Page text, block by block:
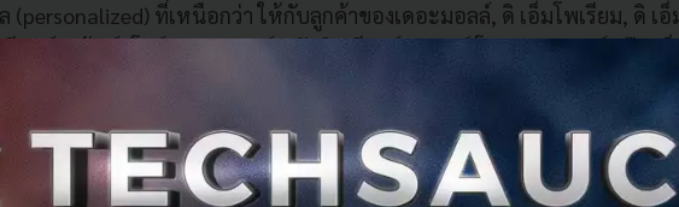
ที่เหนือกว่า ให้กับลูกค้าของเดอะมอลล์, ดิ เอ็มโพเรียม, ดิ เอ็
ดีพาร์ทเม้นท์สโตร์ และบลูพอร์ต หัวหิน รีสอร์ท มอลล์ โดยเดอะมอลล์ กรุ๊ป เป็
กของไทยที่นำเทคโนโลยี AI มาใช้ เพื่อทำความเข้าใจพฤติกรรมและเทรนด์ ที่ก
องผู้บริโภค และรับข้อมูลเชิงลึกแบบเรียลไทม์จากฐานข้อมูลการจับจ่ายที่ครอ
(ที่มีลูกค้ามากกว่า 4 ล้านราย) และโปรแกรม SCB M VISA (ที่มีลูกค้ามากกว่า